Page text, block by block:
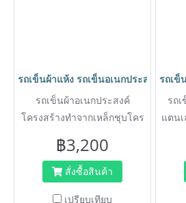
รถเข็นผ้าแห้ง รถเข็นอเนกประสงค์ รถเ
รถเข็นผ้าอเนกประสงค์
โครงสร้างทำจากเหล็กชุบโคร
ขนย้ายสิ่งของ เพื่อความสะดวก
฿3,200
สั่งซื้อสินค้า
เปรียบเทียบ
รถเข็
รถ
แตน
ละ
ใน